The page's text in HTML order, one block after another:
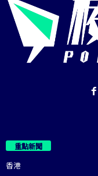
重點新聞
香港